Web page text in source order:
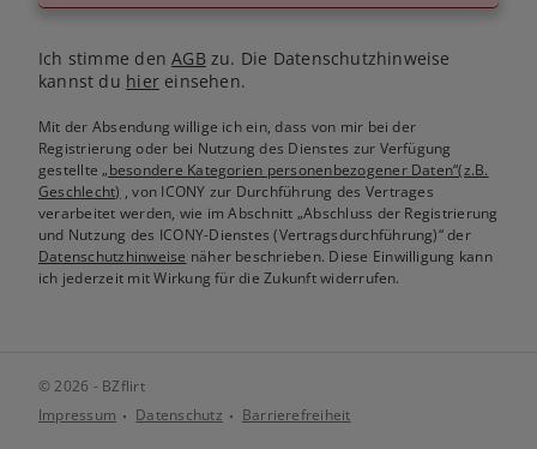
Ich stimme denAGB zu. Die Datenschutzhinweise
kannst du hiereinsehen.
Mit der Absendung willige ich ein, dass von mir bei der
Registrierung oder bei Nutzung des Dienstes zur Verfügung
gestellte„besondere Kategorien personenbezogener Daten“(z.B.
Geschlecht) , von ICONY zur Durchführung des Vertrages
verarbeitet werden, wie im Abschnitt „Abschluss der Registrierung
und Nutzung des ICONY-Dienstes (Vertragsdurchführung)“ der
Datenschutzhinweise näher beschrieben. Diese Einwilligung kann
ich jederzeit mit Wirkung für die Zukunft widerrufen.
© 2026 - BZflirt
Impressum
Datenschutz Barrierefreiheit